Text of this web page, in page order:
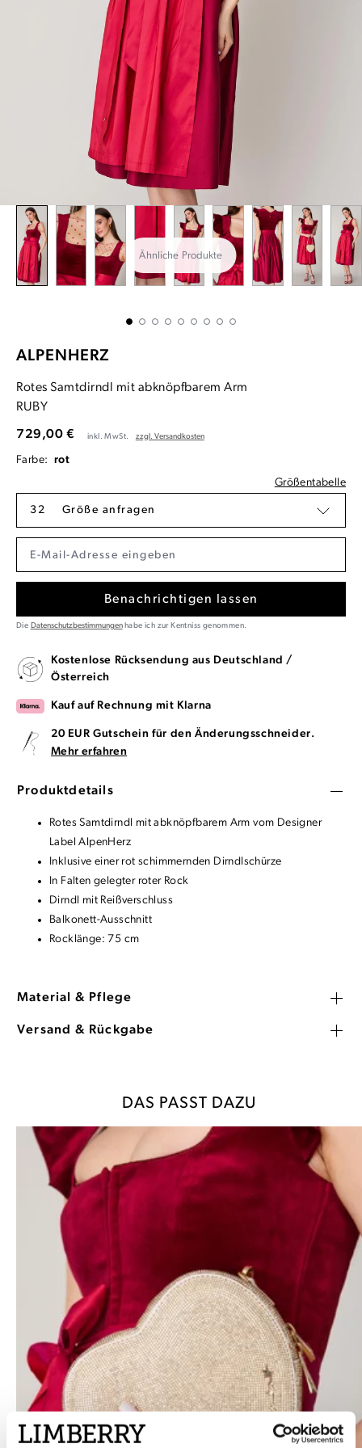
Ähnliche Produkte
ALPENHERZ
Rotes Samtdirndl mit abknöpfbarem Arm
RUBY
729,00 € inkl. MwSt. zzgl. Versandkosten
Farbe: rot
Größentabelle
32 Größe anfragen
Benachrichtigen lassen
Die Datenschutzbestimmungenhabe ich zur Kentniss genommen.
Kostenlose Rücksendung aus Deutschland /
Österreich
Kauf auf Rechnung mit Klarna
20 EUR Gutschein für den Änderungsschneider.
Mehr erfahren
Produktdetails
Rotes Samtdirndl mit abknöpfbarem Arm vom Designer
Label AlpenHerz
Inklusive einer rot schimmernden Dirndlschürze
In Falten gelegter roter Rock
Dirndl mit Reißverschluss
Balkonett-Ausschnitt
Rocklänge: 75 cm
Material & Pflege
Versand & Rückgabe
DAS PASST DAZU